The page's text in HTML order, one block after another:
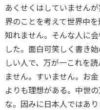
あくせくはしていません
界のことを考えて世界中
知れません。そんな人に
した。面白可笑しく書き
しい人で、万が一これを
ません。すいません。お
よりも理想がある。中世
な。因みに日本人ではあ